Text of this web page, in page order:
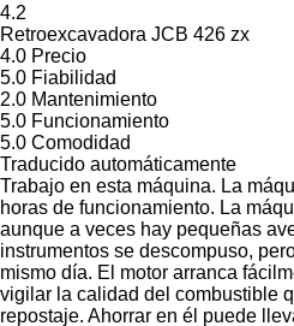
4.2
Retroexcavadora JCB 426 zx
4.0 Precio
5.0 Fiabilidad
2.0 Mantenimiento
5.0 Funcionamiento
5.0 Comodidad
Traducido automáticamente
Trabajo en esta máquina. La
horas de funcionamiento. La
aunque a veces hay pequeñas
instrumentos se descompuso,
mismo día. El motor arranca
vigilar la calidad del combustible
repostaje. Ahorrar en él puede